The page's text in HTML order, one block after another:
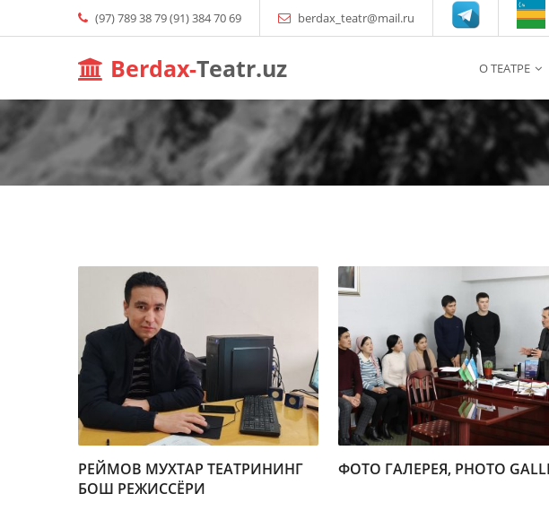
(97) 789 38 79 (91) 384 70 69 berdax_teatr@mail.ru
Berdax-Teatr.uz О ТЕАТРЕ
РЕЙМОВ МУХТАР ТЕАТРИНИНГ
БОШ РЕЖИССЁРИ
ФОТО ГАЛЕРЕЯ, PHOTO